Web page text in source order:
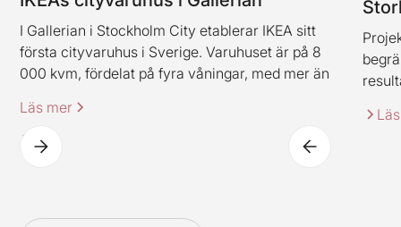
I Gallerian i Stockholm City etablerar IKEA sitt
första cityvaruhus i Sverige. Varuhuset är på 8
000 kvm, fördelat på fyra våningar, med mer än
IKEAs klassiska restaurangkoncept (dock i en ny
spännande tappning).
Läs mer